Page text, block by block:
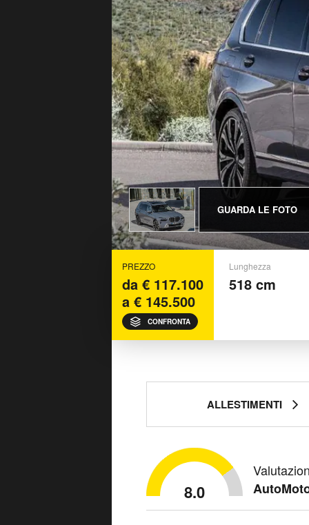
GUARDA LE FOTO
PREZZO
da € 117.100
a € 145.500
CONFRONTA
Lunghezza
518 cm
ALLESTIMENTI
8.0